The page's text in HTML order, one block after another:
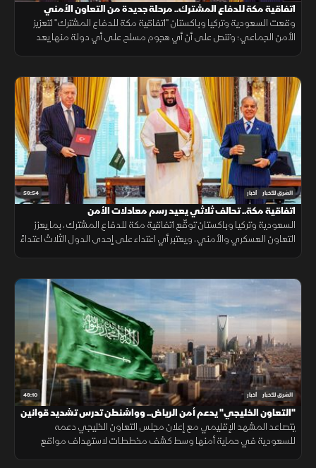
اتفاقية مكة للدفاع المشترك.. مرحلة جديدة من التعاون الأمني
وقعت السعودية وتركيا وباكستان "اتفاقية مكة للدفاع المشترك" لتعزيز
الأمن الجماعي؛ وتنص على أن أي هجوم مسلح على أي دولة منها يعد
59:54 الشرق للأخبار أخبار
اتفاقية مكة.. تحالف ثلاثي يعيد رسم معادلات الأمن
السعودية وتركيا وباكستان توقّع اتفاقية مكة للدفاع المشترك، بما يعزز
التعاون العسكري والأمني، ويعتبر أي اعتداء على إحدى الدول الثلاث اعتداءً
49:10 الشرق للأخبار أخبار
"التعاون الخليجي" يدعم أمن الرياض.. وواشنطن تدرس تشديد قوانين
الهجرة
يتصاعد المشهد الإقليمي مع إعلان مجلس التعاون الخليجي دعمه
للسعودية في حماية أمنها وسط كشف مخططات لاستهداف مواقع